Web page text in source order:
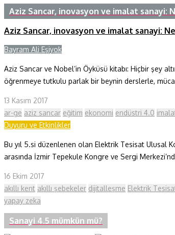
Aziz Sancar, inovasyon ve imalat sanayi:
Aziz Sancar, inovasyon ve imalat sanayi:
Bayram Ali Eşiyok
Aziz Sancar ve Nobel’in Öyküsü kitabı: Hiçbir şey
öğrenmeye tutkulu parlak bir beynin derslerle,
13 Kasım 2017
ar-ge aziz sancar eğitim ekonomi endüstri 4.0
Duyuru ve Etkinlikler
Bu yıl 5.si düzenlenen olan Elektrik Tesisat Ulusal
arasında İzmir Tepekule Kongre ve Sergi
16 Ekim 2017
akıllı kent akıllı şebekeler dijitalleşme Elektrik
yapay zeka
Sanayi 4.5 mümkün mü?